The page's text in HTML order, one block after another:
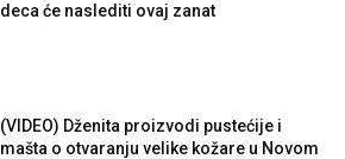
deca će naslediti ovaj zanat
(VIDEO) Dženita proizvodi pustećije i
mašta o otvaranju velike kožare u Novom